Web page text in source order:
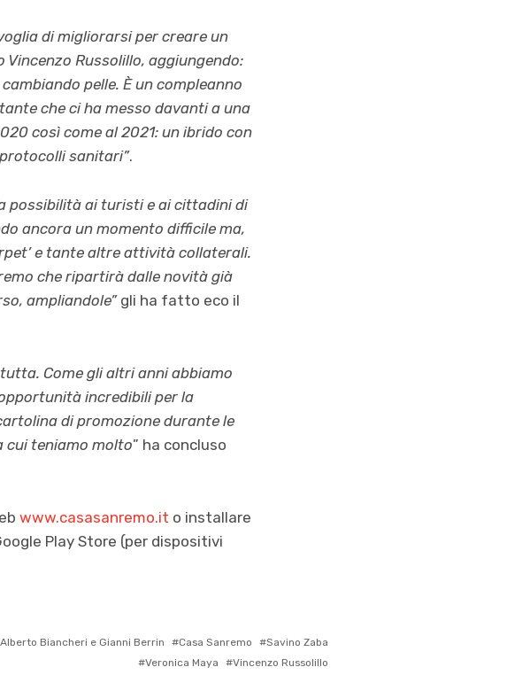
di migliorarsi per creare un
Russolillo, aggiungendo:
pelle. È un compleanno
che ci ha messo davanti a una
così come al 2021: un ibrido con
sanitari”.
possibilità ai turisti e ai cittadini di
ancora un momento difficile ma,
e tante altre attività collaterali.
che ripartirà dalle novità già
ampliandole”gli ha fatto eco il
Come gli altri anni abbiamo
incredibili per la
di promozione durante le
cui teniamo molto” ha concluso
www.casasanremo.it o installare
Play Store (per dispositivi
Alberto Biancheri e Gianni Berrin Casa Sanremo
Savino Zaba
Veronica Maya
Vincenzo Russolillo